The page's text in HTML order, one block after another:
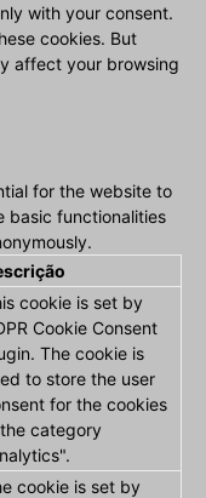
with your consent.
cookies. But
affect your browsing
for the website to
basic functionalities
cookie is set by
Cookie Consent
The cookie is
to store the user
for the cookies
category
cookie is set by